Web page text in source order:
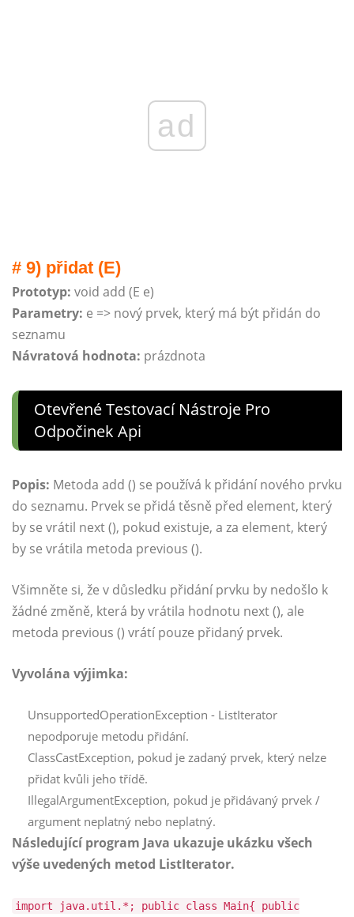
ad
# 9) přidat (E)
Prototyp: void add (E e)
Parametry: e => nový prvek, který má být přidán do
seznamu
Návratová hodnota: prázdnota
Otevřené Testovací Nástroje Pro
Odpočinek Api
Popis: Metoda add () se používá k přidání nového prvku
do seznamu. Prvek se přidá těsně před element, který
by se vrátil next (), pokud existuje, a za element, který
by se vrátila metoda previous ().
Všimněte si, že v důsledku přidání prvku by nedošlo k
žádné změně, která by vrátila hodnotu next (), ale
metoda previous () vrátí pouze přidaný prvek.
Vyvolána výjimka:
UnsupportedOperationException - ListIterator
nepodporuje metodu přidání.
ClassCastException, pokud je zadaný prvek, který nelze
přidat kvůli jeho třídě.
IllegalArgumentException, pokud je přidávaný prvek /
argument neplatný nebo neplatný.
Následující program Java ukazuje ukázku všech
výše uvedených metod ListIterator.
import java.util.*; public class Main{ public